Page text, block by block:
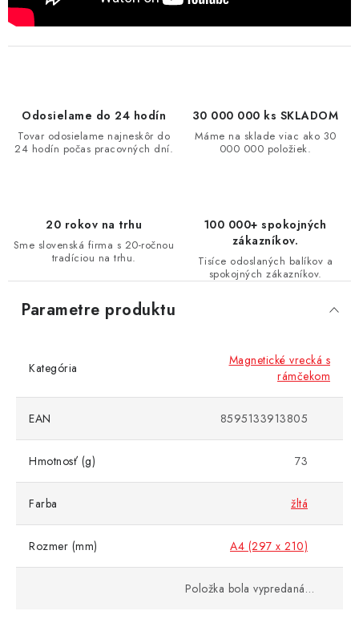
Odosielame do 24 hodín
Tovar odosielame najneskôr do
24 hodín počas pracovných dní.
30 000 000 ks SKLADOM
Máme na sklade viac ako 30
000 000 položiek.
20 rokov na trhu
Sme slovenská firma s 20-ročnou
tradíciou na trhu.
100 000+ spokojných
zákazníkov.
Tisíce odoslaných balíkov a
spokojných zákazníkov.
Parametre produktu
Kategória
Magnetické vrecká s
rámčekom
EAN 8595133913805
Hmotnosť (g) 73
Farba žltá
Rozmer (mm) A4 (297 x 210)
Položka bola vypredaná…